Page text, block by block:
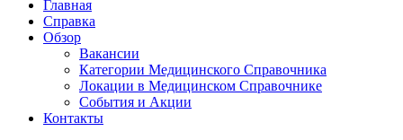
Главная
Справка
Обзор
Вакансии
Категории Медицинского Справочника
Локации в Медицинском Справочнике
События и Акции
Контакты